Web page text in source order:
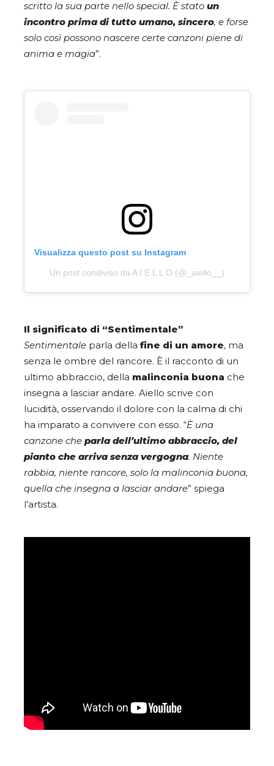
scritto la sua parte nello special. È stato un
incontro prima di tutto umano, sincero, e forse
solo così possono nascere certe canzoni piene di
anima e magia”.
Visualizza questo post su Instagram
Un post condiviso da A I E L L O (@_aiello__)
Il significato di “Sentimentale”
Sentimentale parla della fine di un amore, ma
senza le ombre del rancore. È il racconto di un
ultimo abbraccio, della malinconia buona che
insegna a lasciar andare. Aiello scrive con
lucidità, osservando il dolore con la calma di chi
ha imparato a convivere con esso. “È una
canzone che parla dell’ultimo abbraccio, del
pianto che arriva senza vergogna. Niente
rabbia, niente rancore, solo la malinconia buona,
quella che insegna a lasciar andare” spiega
l’artista.